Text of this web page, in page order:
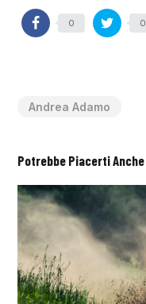
0 0
Andrea Adamo
Potrebbe Piacerti Anche